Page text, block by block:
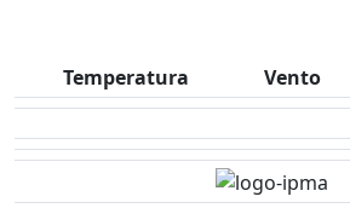
Temperatura Vento